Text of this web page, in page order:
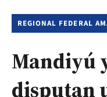
REGIONAL FEDERAL
Mandiyú
disputan